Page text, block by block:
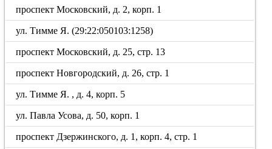
проспект Московский, д. 2, корп. 1
ул. Тимме Я. (29:22:050103:1258)
проспект Московский, д. 25, стр. 13
проспект Новгородский, д. 26, стр. 1
ул. Тимме Я. , д. 4, корп. 5
ул. Павла Усова, д. 50, корп. 1
проспект Дзержинского, д. 1, корп. 4, стр. 1